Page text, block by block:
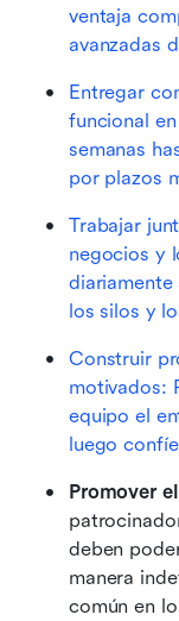
ventaja
avanzadas
Entregar
funcional
semanas
por plazos
Trabajar
negocios y
los silos y
Construir
motivados:
equipo el
luego
Promover
deben
manera
común en